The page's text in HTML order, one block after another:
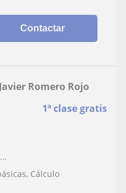
Contactar
1ª clase gratis
Romero Rojo
Cálculo